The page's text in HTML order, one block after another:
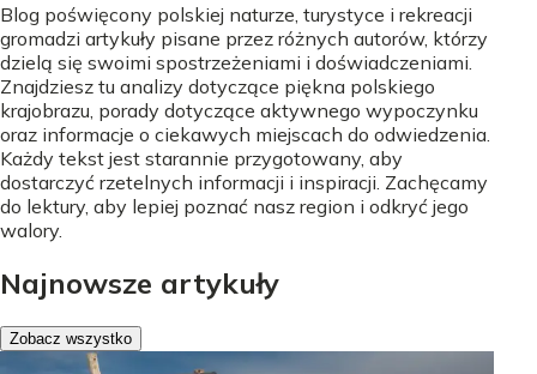
Blog poświęcony polskiej naturze, turystyce i rekreacji
gromadzi artykuły pisane przez różnych autorów, którzy
dzielą się swoimi spostrzeżeniami i doświadczeniami.
Znajdziesz tu analizy dotyczące piękna polskiego
krajobrazu, porady dotyczące aktywnego wypoczynku
oraz informacje o ciekawych miejscach do odwiedzenia.
Każdy tekst jest starannie przygotowany, aby
dostarczyć rzetelnych informacji i inspiracji. Zachęcamy
do lektury, aby lepiej poznać nasz region i odkryć jego
walory.
Najnowsze artykuły
Zobacz wszystko